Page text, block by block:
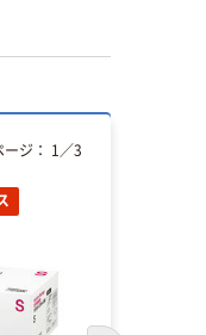
ージ： 1 ／3